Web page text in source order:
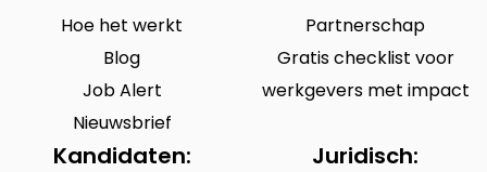
Hoe het werkt
Blog
Job Alert
Nieuwsbrief
Partnerschap
Gratis checklist voor
werkgevers met impact
Kandidaten: Juridisch: